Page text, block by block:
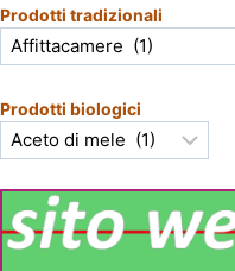
Prodotti tradizionali
Prodotti biologici